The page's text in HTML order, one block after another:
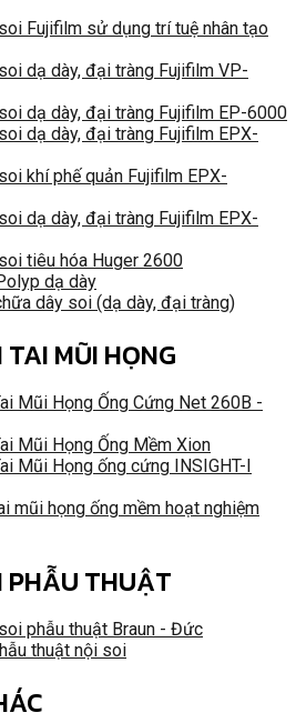
Fujifilm sử dụng trí tuệ nhân tạo
dạ dày, đại tràng Fujifilm VP-
dạ dày, đại tràng Fujifilm EP-6000
dạ dày, đại tràng Fujifilm EPX-
khí phế quản Fujifilm EPX-
dạ dày, đại tràng Fujifilm EPX-
tiêu hóa Huger 2600
dạ dày
dây soi (dạ dày, đại tràng)
MŨI HỌNG
Mũi Họng Ống Cứng Net 260B -
Mũi Họng Ống Mềm Xion
Mũi Họng ống cứng INSIGHT-I
mũi họng ống mềm hoạt nghiệm
PHẪU THUẬT
phẫu thuật Braun - Đức
thuật nội soi